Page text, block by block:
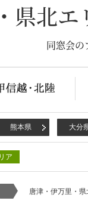
県北
同窓会の
熊本県 大分
ア
唐津・伊万里・